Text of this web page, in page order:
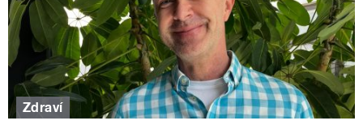
Zdraví